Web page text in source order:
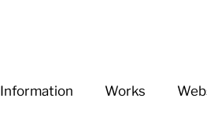
Information Works